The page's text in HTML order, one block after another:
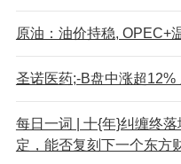
原油：油价持稳, OPEC+
圣诺医药;-B盘中涨超
每日一词 | 十{年}纠缠终
定，能否复刻下一个东方